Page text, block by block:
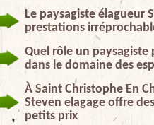
Le paysagiste élagueur
prestations
Quel rôle un
dans le domaine des
À Saint Christophe En
Steven elagage offre
petits prix